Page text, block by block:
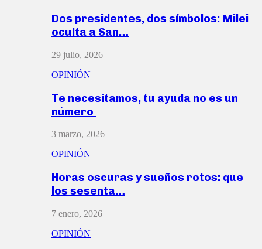
Dos presidentes, dos símbolos: Milei
oculta a San…
29 julio, 2026
OPINIÓN
Te necesitamos, tu ayuda no es un
número
3 marzo, 2026
OPINIÓN
Horas oscuras y sueños rotos: que
los sesenta…
7 enero, 2026
OPINIÓN